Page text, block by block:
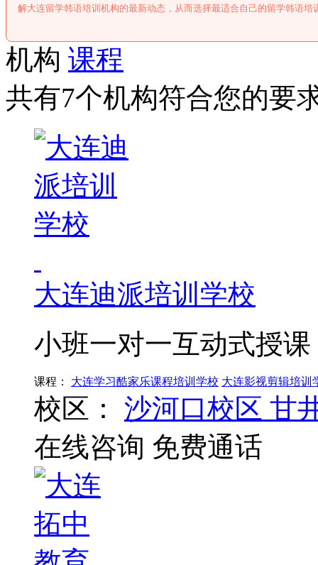
解大连留学韩语培训机构的最新动态，从而选择最适合自己的留学韩语培
机构 课程
共有7个机构符合您的要
大连迪派培训学校
小班一对一互动式授
课程： 大连学习酷家乐课程培训学校 大连影视剪辑培训
校区： 沙河口校区 甘
在线咨询 免费通话